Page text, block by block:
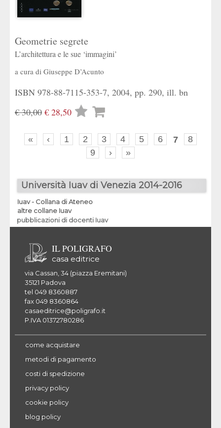
Geometrie segrete
L’architettura e le sue ‘immagini’
a cura di Giuseppe D’Acunto
ISBN 978-88-7115-353-7, 2004, pp. 290, ill. bn
€ 30,00 € 28,50 Lista
« ‹ 1 2 3 4 5 6 7
8
9
› »
Università Iuav di Venezia 2014-2016
Iuav - Collana di Ateneo
altre collane Iuav
pubblicazioni di docenti Iuav
IL POLIGRAFO
casa editrice
via Cassan, 34 (piazza Eremitani)
35121 Padova
tel 049 8360887
fax 049 8360864
casaeditrice@poligrafo.it
P.IVA 01372780286
come acquistare
metodi di pagamento
costi di spedizione
privacy policy
cookie policy
blog policy